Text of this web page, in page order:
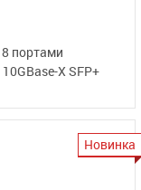
8 портами
10GBase-X SFP+
Новинка